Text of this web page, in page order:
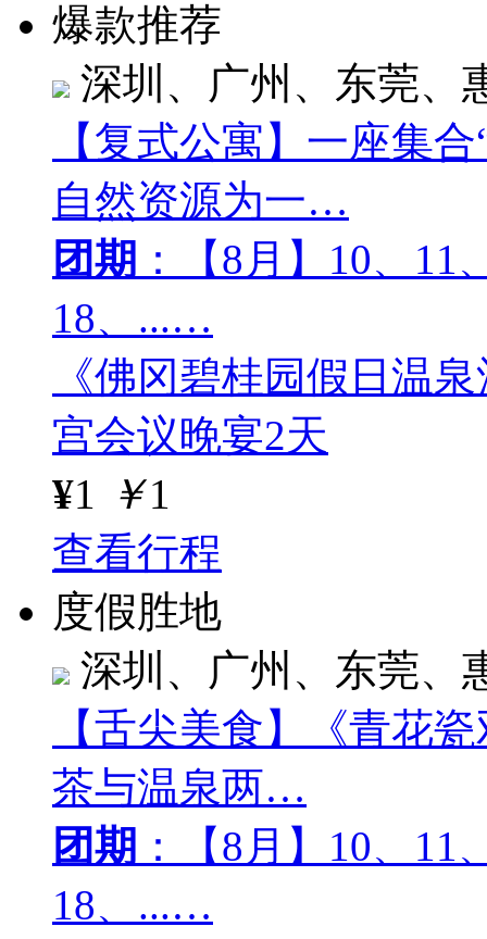
爆款推荐
深圳、广州、东莞、
【复式公寓】一座集
自然资源为一…
团期 ：【8月】10、11
18、...…
《佛冈碧桂园假日温
宫会议晚宴2天
¥1 ￥1
查看行程
度假胜地
深圳、广州、东莞、
【舌尖美食】《青花
茶与温泉两…
团期 ：【8月】10、11
18、...…